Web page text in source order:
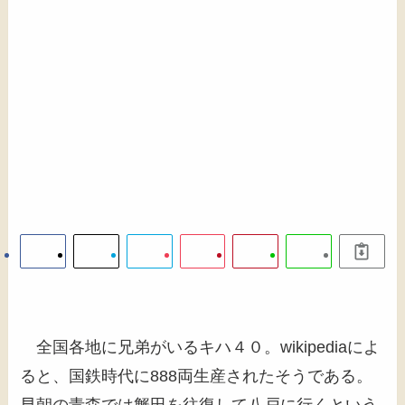
全国各地に兄弟がいるキハ４０。wikipediaによ
ると、国鉄時代に888両生産されたそうである。